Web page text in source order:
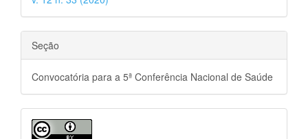
Seção
Convocatória para a 5ª Conferência Nacional de Saúde